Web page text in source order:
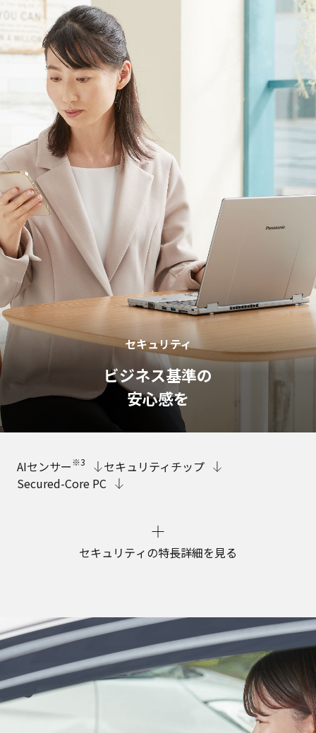
セキュリティ
ビジネス基準の
安心感を
AIセンサー※3
セキュリティチップ
Secured-Core PC
セキュリティの特長詳細を見る